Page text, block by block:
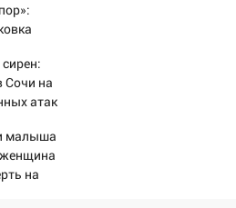
в
19-летнюю
горло: в
с судимым
для женщины
без прав
Сочи на
атак
малыша
женщина
на